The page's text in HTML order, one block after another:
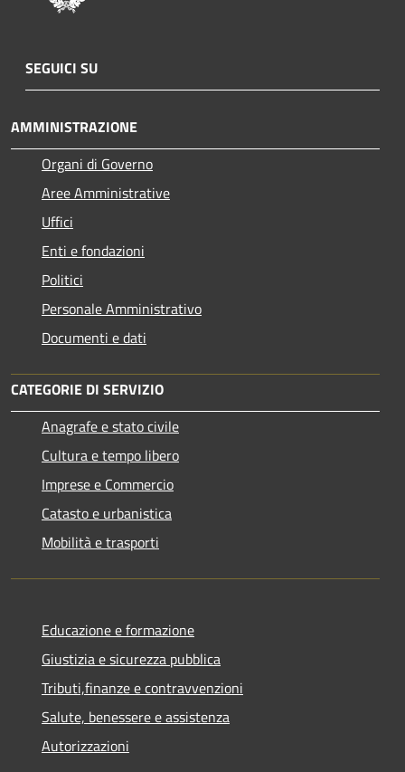
SEGUICI SU
AMMINISTRAZIONE
Organi di Governo
Aree Amministrative
Uffici
Enti e fondazioni
Politici
Personale Amministrativo
Documenti e dati
CATEGORIE DI SERVIZIO
Anagrafe e stato civile
Cultura e tempo libero
Imprese e Commercio
Catasto e urbanistica
Mobilità e trasporti
Educazione e formazione
Giustizia e sicurezza pubblica
Tributi,finanze e contravvenzioni
Salute, benessere e assistenza
Autorizzazioni